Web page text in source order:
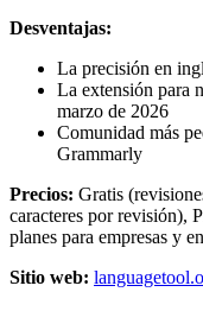
Desventajas:
La precisión en
La extensión para
marzo de 2026
Comunidad más
Grammarly
Precios: Gratis
caracteres por revisión),
planes para empresas y
Sitio web: